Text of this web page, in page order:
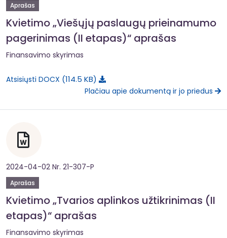
Aprašas
Kvietimo „Viešųjų paslaugų prieinamumo
pagerinimas (II etapas)“ aprašas
Finansavimo skyrimas
Atsisiųsti DOCX 114.5 KB
Plačiau apie dokumentą ir jo priedus
2024-04-02 Nr. 21-307-P
Aprašas
Kvietimo „Tvarios aplinkos užtikrinimas (II
etapas)“ aprašas
Finansavimo skyrimas